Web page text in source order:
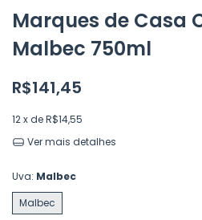
Marques de Casa
Malbec 750ml
R$141,45
12x deR$14,55
Ver mais detalhes
Uva: Malbec
Malbec